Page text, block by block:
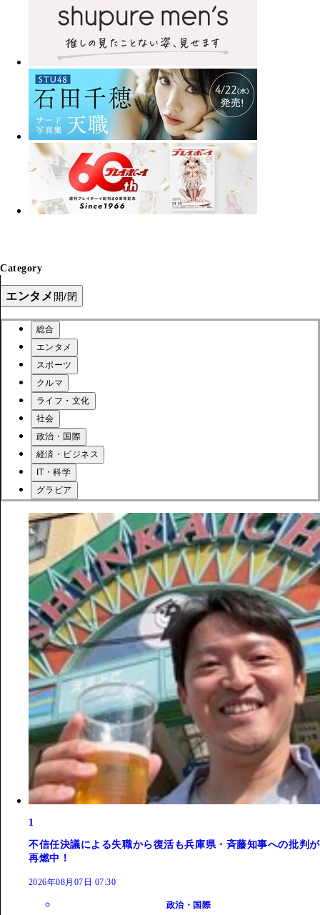
Category
エンタメ 開/閉
総合
エンタメ
スポーツ
クルマ
ライフ・文化
社会
政治・国際
経済・ビジネス
IT・科学
グラビア
1
不信任決議による失職から復活も兵庫県・斉藤知事への批判が
再燃中！
2026年08月07日 07:30
政治・国際